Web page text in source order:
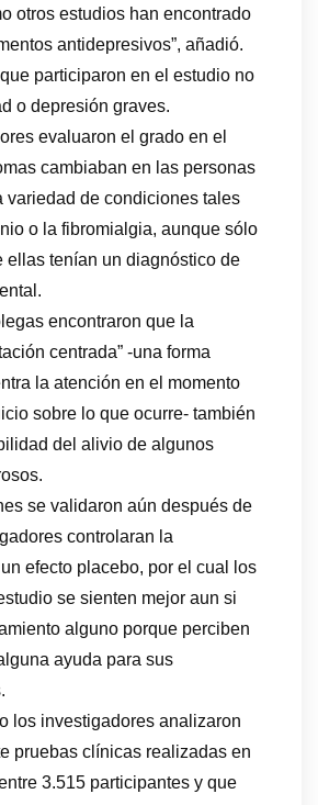
otros estudios han encontrado
antidepresivos”, añadió.
participaron en el estudio no
o depresión graves.
evaluaron el grado en el
cambiaban en las personas
variedad de condiciones tales
o la fibromialgia, aunque sólo
ellas tenían un diagnóstico de
encontraron que la
centrada” -una forma
la atención en el momento
sobre lo que ocurre- también
del alivio de algunos
se validaron aún después de
controlaran la
efecto placebo, por el cual los
se sienten mejor aun si
alguno porque perciben
ayuda para sus
los investigadores analizaron
pruebas clínicas realizadas en
3.515 participantes y que